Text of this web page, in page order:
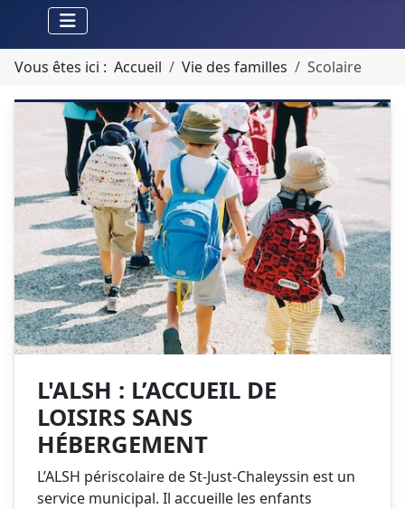
Vous êtes ici : Accueil Vie des familles Scolaire
L'ALSH : L’ACCUEIL DE
LOISIRS SANS
HÉBERGEMENT
L’ALSH périscolaire de St-Just-Chaleyssin est un
service municipal. Il accueille les enfants